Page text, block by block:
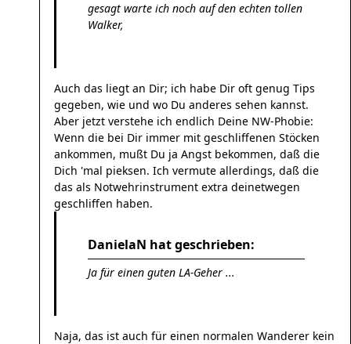
gesagt warte ich noch auf den echten tollen
Walker,
Auch das liegt an Dir; ich habe Dir oft genug Tips
gegeben, wie und wo Du anderes sehen kannst.
Aber jetzt verstehe ich endlich Deine NW-Phobie:
Wenn die bei Dir immer mit geschliffenen Stöcken
ankommen, mußt Du ja Angst bekommen, daß die
Dich 'mal pieksen. Ich vermute allerdings, daß die
das als Notwehrinstrument extra deinetwegen
geschliffen haben.
DanielaN hat geschrieben:
Ja für einen guten LA-Geher ...
Naja, das ist auch für einen normalen Wanderer kein